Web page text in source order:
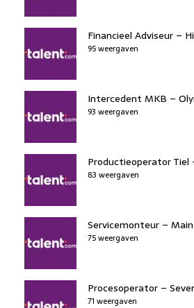
Financieel Adviseur –
95 weergaven
Intercedent MKB –
93 weergaven
Productieoperator Tiel
83 weergaven
Servicemonteur –
75 weergaven
Procesoperator –
71 weergaven